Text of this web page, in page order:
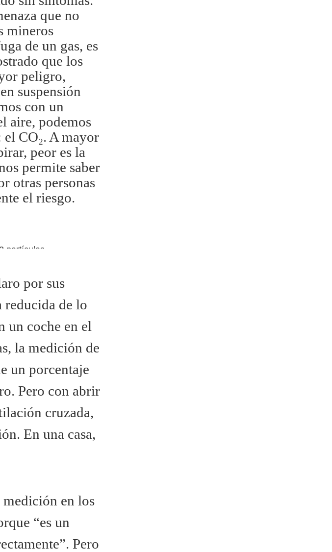
que no
mineros
de un gas, es
que los
peligro,
suspensión
con un
aire, podemos
CO₂. A mayor
peor es la
permite saber
otras personas
el riesgo.
partículas
Límite de la OMS
saludables
por sus
reducida de lo
un coche en el
la medición de
un porcentaje
Pero con abrir
cruzada,
En una casa,
en los
“es un
Pero